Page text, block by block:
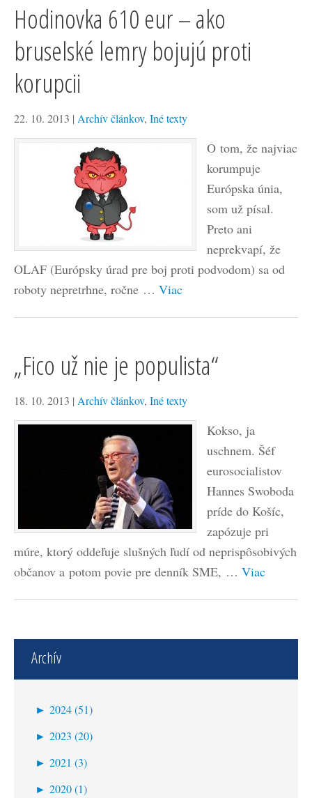
Hodinovka 610 eur – ako
bruselské lemry bojujú proti
korupcii
22. 10. 2013 | Archív článkov, Iné texty
O tom, že najviac
korumpuje
Európska únia,
som už písal.
Preto ani
neprekvapí, že
OLAF (Európsky úrad pre boj proti podvodom) sa od
roboty nepretrhne, ročne … Viac
„Fico už nie je populista“
18. 10. 2013 | Archív článkov, Iné texty
Kokso, ja
uschnem. Šéf
eurosocialistov
Hannes Swoboda
príde do Košíc,
zapózuje pri
múre, ktorý oddeľuje slušných ľudí od neprispôsobivých
občanov a potom povie pre denník SME, … Viac
Archív
► 2024 (51)
apríl (14)
marec (6)
► 2023 (20)
► 2021 (3)
► 2020 (1)